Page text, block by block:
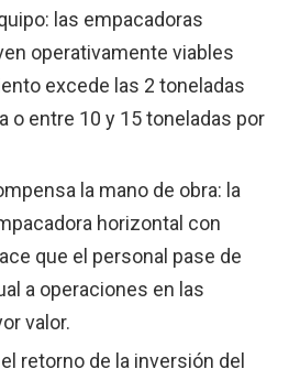
las empacadoras
operativamente viables
excede las 2 toneladas
o entre 10 y 15 toneladas por
la mano de obra: la
horizontal con
que el personal pase de
a operaciones en las
valor.
retorno de la inversión del